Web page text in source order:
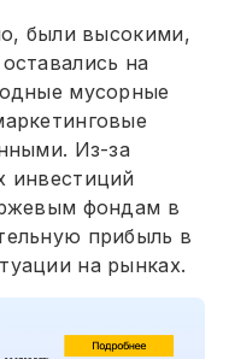
были высокими,
на
мусорные
Из-за
инвестиций
фондам в
прибыль в
на рынках.